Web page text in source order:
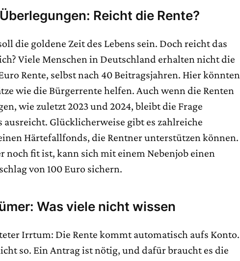
Reicht die Rente?
die goldene Zeit des Lebens sein. Doch reicht das
Viele Menschen in Deutschland erhalten nicht die
Rente, selbst nach 40 Beitragsjahren. Hier könnten
wie die Bürgerrente helfen. Auch wenn die Renten
wie zuletzt 2023 und 2024, bleibt die Frage
ausreicht. Glücklicherweise gibt es zahlreiche
Härtefallfonds, die Rentner unterstützen können.
noch fit ist, kann sich mit einem Nebenjob einen
von 100 Euro sichern.
Was viele nicht wissen
Irrtum: Die Rente kommt automatisch aufs Konto.
so. Ein Antrag ist nötig, und dafür braucht es die